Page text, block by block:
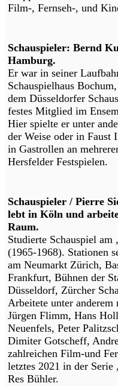
Film-, Fernseh-, und
Schauspieler: Bernd
Hamburg.
Er war in seiner
Schauspielhaus
dem Düsseldorfer
festes Mitglied im
Hier spielte er unter
der Weise oder in
in Gastrollen an
Hersfelder Festspielen.
Schauspieler / Pierre
lebt in Köln und
Raum.
Studierte Schauspiel
(1965-1968). Stationen
am Neumarkt Zürich,
Frankfurt, Bühnen der
Düsseldorf, Zürcher
Arbeitete unter
Jürgen Flimm, Hans
Neuenfels, Peter
Dimiter Gotscheff,
zahlreichen Film-und
letztes 2021 in der
Res Bühler.